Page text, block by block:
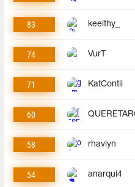
83 keeithy_
74 VurT
71 KatContii
60
58 rhavlyn
54 anarqui4